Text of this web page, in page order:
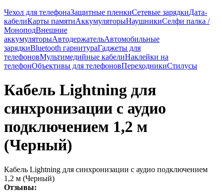
Чехол для телефонаЗащитные пленкиСетевые зарядкиДата-
кабелиКарты памятиАккумуляторыНаушникиСелфи палка /
МоноподВнешние
аккумуляторыАвтодержательАвтомобильные
зарядкиBluetooth гарнитураГаджеты для
телефоновМультимедийные кабелиНаклейки на
телефонОбъективы для телефоновПереходникиСтилусы
Кабель Lightning для
синхронизации с аудио
подключением 1,2 м
(Черный)
Кабель Lightning для синхронизации с аудио подключением
1,2 м (Черный)
Отзывы: